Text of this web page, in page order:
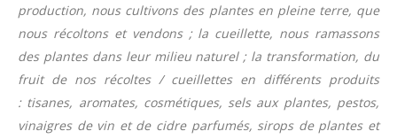
production, nous cultivons des plantes en pleine terre, que
nous récoltons et vendons ; la cueillette, nous ramassons
des plantes dans leur milieu naturel ; la transformation, du
fruit de nos récoltes / cueillettes en différents produits
: tisanes, aromates, cosmétiques, sels aux plantes, pestos,
vinaigres de vin et de cidre parfumés, sirops de plantes et